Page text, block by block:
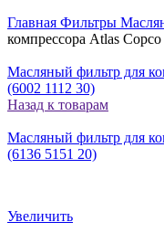
Главная Фильтры
компрессора Atlas
Масляный фильтр для
(6002 1112 30)
Назад к товарам
Масляный фильтр для
(6136 5151 20)
Увеличить